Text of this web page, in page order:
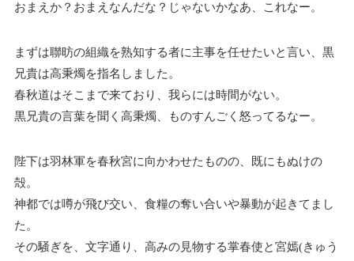
おまえか？おまえなんだな？じゃないかなあ、これなー。
まずは聯昉の組織を熟知する者に主事を任せたいと言い、黒
兄貴は高秉燭を指名しました。
春秋道はそこまで来ており、我らには時間がない。
黒兄貴の言葉を聞く高秉燭、ものすんごく怒ってるなー。
陛下は羽林軍を春秋宮に向かわせたものの、既にもぬけの
殻。
神都では噂が飛び交い、食糧の奪い合いや暴動が起きてまし
た。
その騒ぎを、文字通り、高みの見物する掌春使と宮嫣(きゅう